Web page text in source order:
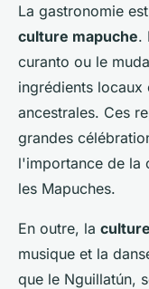
La gastronomie
culture mapuche.
curanto ou le
ingrédients locaux
ancestrales. Ces
grandes
l'importance de la
les Mapuches.
En outre, la
musique et la
que le Nguillatún,